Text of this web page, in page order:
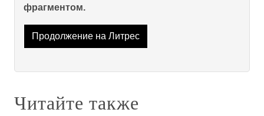
фрагментом.
Продолжение на Литрес
Читайте также